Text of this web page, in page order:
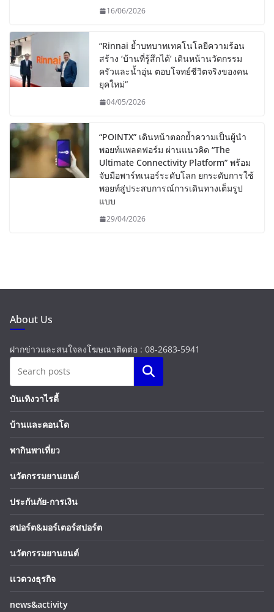
16/06/2026
“Rinnai ย้ำบทบาทเทคโนโลยีความร้อน
สร้าง ‘บ้านที่รู้สึกได้’ เดินหน้านวัตกรรม
ครัวและน้ำอุ่น ตอบโจทย์ชีวิตจริงของคน
ยุคใหม่”
04/05/2026
“POINTX” เดินหน้าตอกย้ำความเป็นผู้นำ
พอยท์แพลตฟอร์ม ผ่านแนวคิด “The
Ultimate Connectivity Platform” พร้อม
จับมือพาร์ทเนอร์ระดับโลก ยกระดับการใช้
พอยท์สู่ประสบการณ์การเดินทางเต็มรูป
แบบ
29/04/2026
About Us
ฝากข่าวและสนใจลงโฆษณาติดต่อ : 08-2683-5941
Search
บันเทิงวาไรตี้
บ้านและคอนโด
พากินพาเที่ยว
นวัตกรรมยานยนต์
ประกันภัย-การเงิน
สปอร์ต&มอร์เตอร์สปอร์ต
นวัตกรรมยานยนต์
เเวดวงธุรกิจ
news&activity